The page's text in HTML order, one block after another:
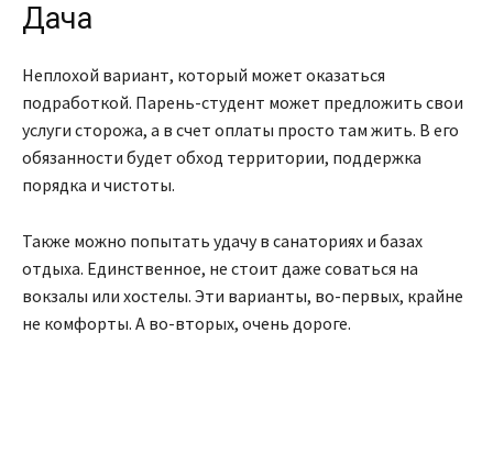
Дача
Неплохой вариант, который может оказаться
подработкой. Парень-студент может предложить свои
услуги сторожа, а в счет оплаты просто там жить. В его
обязанности будет обход территории, поддержка
порядка и чистоты.
Также можно попытать удачу в санаториях и базах
отдыха. Единственное, не стоит даже соваться на
вокзалы или хостелы. Эти варианты, во-первых, крайне
не комфорты. А во-вторых, очень дороге.